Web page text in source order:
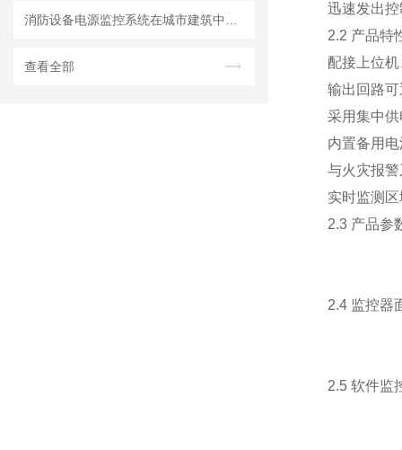
查看全部
迅速发出
2.2 产品特
配接上位
输出回路
采用集中
内置备用
与火灾报
实时监测
2.3 产品参
2.4 监控器
2.5 软件监